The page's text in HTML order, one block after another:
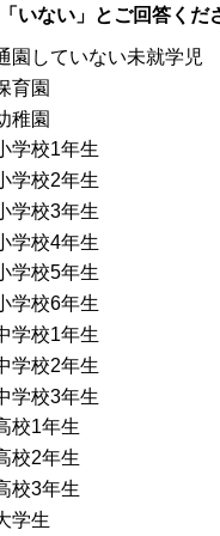
「いない」とご回答くだ
園していない未就学児
育園
稚園
学校1年生
学校2年生
学校3年生
学校4年生
学校5年生
学校6年生
学校1年生
学校2年生
学校3年生
校1年生
校2年生
校3年生
学生